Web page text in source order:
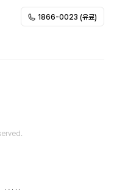
1866-0023 (유료)